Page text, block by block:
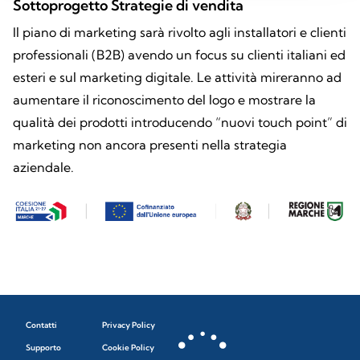
Sottoprogetto Strategie di vendita
Il piano di marketing sarà rivolto agli installatori e clienti
professionali (B2B) avendo un focus su clienti italiani ed
esteri e sul marketing digitale. Le attività mireranno ad
aumentare il riconoscimento del logo e mostrare la
qualità dei prodotti introducendo “nuovi touch point” di
marketing non ancora presenti nella strategia
aziendale.
Contatti
Supporto
Privacy Policy
Cookie Policy